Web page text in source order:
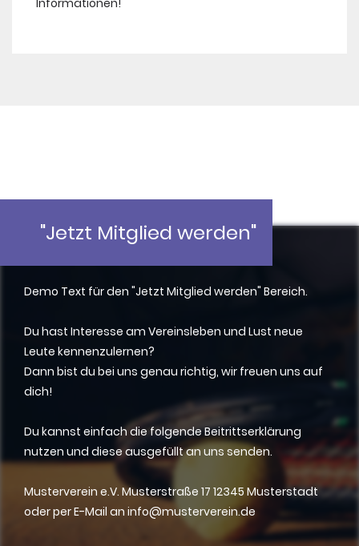
"Jetzt Mitglied werden"
Demo Text für den "Jetzt Mitglied werden" Bereich.
Du hast Interesse am Vereinsleben und Lust neue
Leute kennenzulernen?
Dann bist du bei uns genau richtig, wir freuen uns auf
dich!
Du kannst einfach die folgende Beitrittserklärung
nutzen und diese ausgefüllt an uns senden.
Musterverein e.V. Musterstraße 17 12345 Musterstadt
oder per E-Mail an info@musterverein.de